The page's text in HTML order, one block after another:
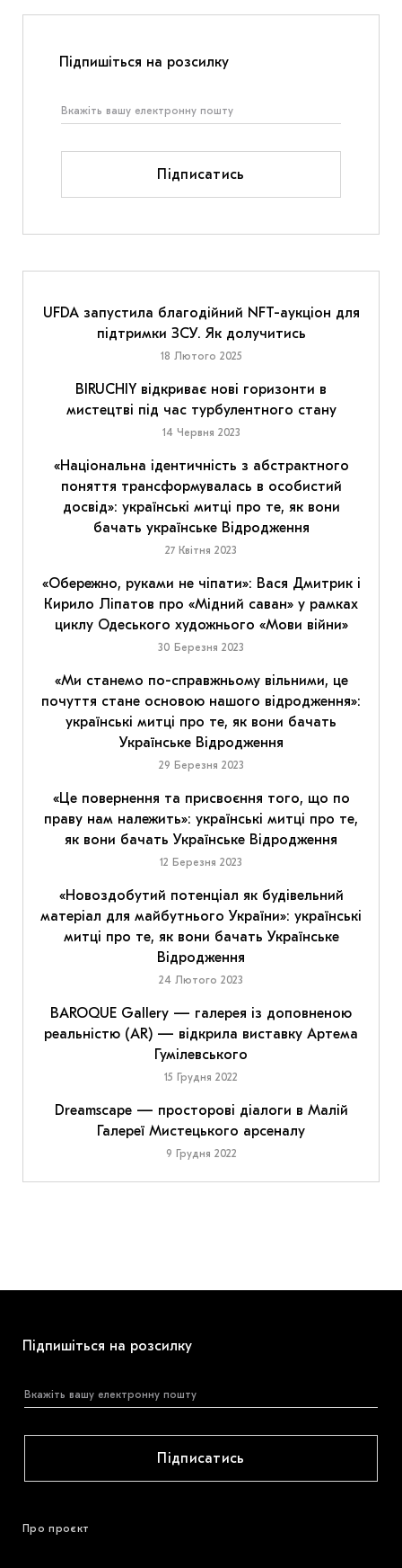
Підпишіться на розсилку
Підписатись
UFDA запустила благодійний NFT-аукціон для
підтримки ЗСУ. Як долучитись
18 Лютого 2025
BIRUCHIY відкриває нові горизонти в
мистецтві під час турбулентного стану
14 Червня 2023
«Національна ідентичність з абстрактного
поняття трансформувалась в особистий
досвід»: українські митці про те, як вони
бачать українське Відродження
27 Квітня 2023
«Обережно, руками не чіпати»: Вася Дмитрик і
Кирило Ліпатов про «Мідний саван» у рамках
циклу Одеського художнього «Мови війни»
30 Березня 2023
«Ми станемо по-справжньому вільними, це
почуття стане основою нашого відродження»:
українські митці про те, як вони бачать
Українське Відродження
29 Березня 2023
«Це повернення та присвоєння того, що по
праву нам належить»: українські митці про те,
як вони бачать Українське Відродження
12 Березня 2023
«Новоздобутий потенціал як будівельний
матеріал для майбутнього України»: українські
митці про те, як вони бачать Українське
Відродження
24 Лютого 2023
BAROQUE Gallery — галерея із доповненою
реальністю (AR) — відкрила виставку Артема
Гумілевського
15 Грудня 2022
Dreamscape — просторові діалоги в Малій
Галереї Мистецького арсеналу
9 Грудня 2022
Підпишіться на розсилку
Підписатись
Про проєкт